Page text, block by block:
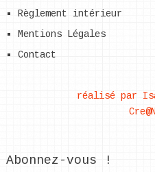
Règlement intérieur
Mentions Légales
Contact
réalisé par
Abonnez-vous !